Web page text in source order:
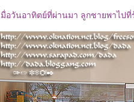
มื่อวันอาทิตย์ที่ผ่านมา ลูกชายพาไป